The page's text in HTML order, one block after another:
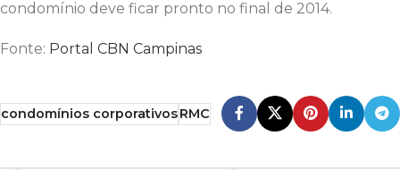
condomínio deve ficar pronto no final de 2014.
Fonte: Portal CBN Campinas
condomínios corporativosRMC